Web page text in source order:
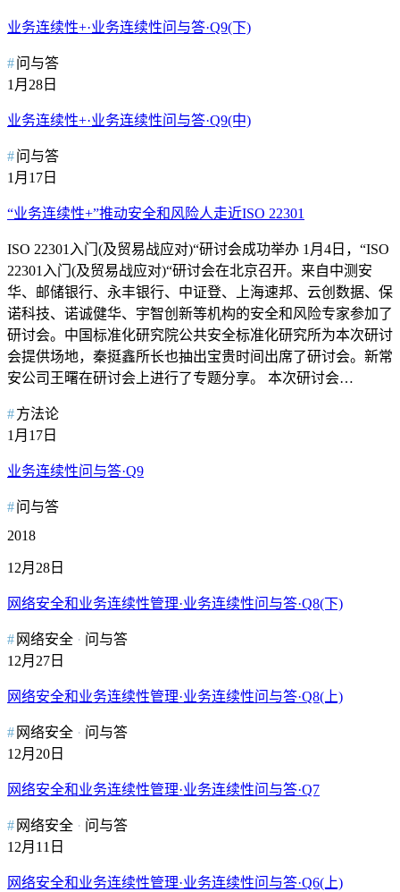
业务连续性+·业务连续性问与答·Q9(下)
问与答
1月28日
业务连续性+·业务连续性问与答·Q9(中)
问与答
1月17日
“业务连续性+”推动安全和风险人走近ISO 22301
ISO 22301入门(及贸易战应对)“研讨会成功举办 1月4日，“ISO
22301入门(及贸易战应对)“研讨会在北京召开。来自中测安
华、邮储银行、永丰银行、中证登、上海速邦、云创数据、保
诺科技、诺诚健华、宇智创新等机构的安全和风险专家参加了
研讨会。中国标准化研究院公共安全标准化研究所为本次研讨
会提供场地，秦挺鑫所长也抽出宝贵时间出席了研讨会。新常
安公司王曙在研讨会上进行了专题分享。 本次研讨会…
方法论
1月17日
业务连续性问与答·Q9
问与答
2018
12月28日
网络安全和业务连续性管理·业务连续性问与答·Q8(下)
网络安全
问与答
12月27日
网络安全和业务连续性管理·业务连续性问与答·Q8(上)
网络安全
问与答
12月20日
网络安全和业务连续性管理·业务连续性问与答·Q7
网络安全
问与答
12月11日
网络安全和业务连续性管理·业务连续性问与答·Q6(上)